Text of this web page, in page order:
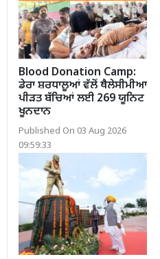
Blood Donation Camp:
ਡੇਰਾ ਸ਼ਰਧਾਲੂਆਂ ਵੱਲੋਂ ਥੈਲੇਸੀਮੀਆ
ਪੀੜਤ ਬੱਚਿਆਂ ਲਈ 269 ਯੂਨਿਟ
ਖੂਨਦਾਨ
Published On 03 Aug 2026
09:59:33